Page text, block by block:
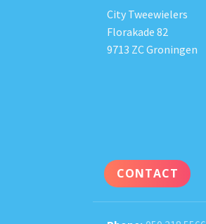
City Tweewielers
Florakade 82
9713 ZC Groningen
CONTACT